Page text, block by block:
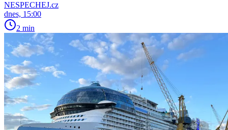
NESPECHEJ.cz
dnes, 15:00
2 min